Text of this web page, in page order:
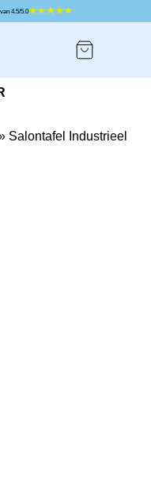
met een gemiddelde van 4.5/5.0
Salontafel Industrieel